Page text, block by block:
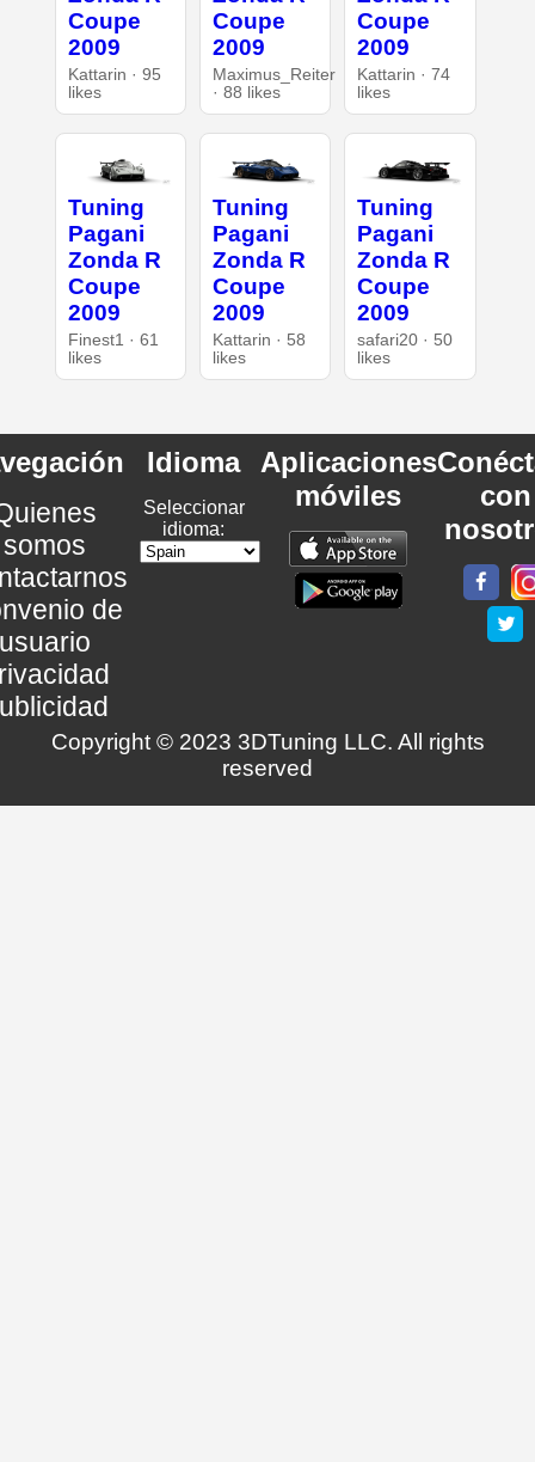
Coupe
2009
Kattarin · 95
likes
Coupe
2009
Maximus_Reiter
· 88 likes
Coupe
2009
Kattarin · 74
likes
Tuning
Pagani
Zonda R
Coupe
2009
Finest1 · 61
likes
Tuning
Pagani
Zonda R
Coupe
2009
Kattarin · 58
likes
Tuning
Pagani
Zonda R
Coupe
2009
safari20 · 50
likes
somos
de
Idioma
Seleccionar
idioma:
Aplicaciones
móviles
con
Copyright © 2023 3DTuning LLC. All rights
reserved